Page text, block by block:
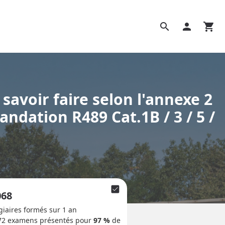
search person shopping_cart
faire selon l'annexe 2
R489 Cat.1B / 3 / 5 /
check_box
formés sur 1 an
examens présentés pour 97 %de